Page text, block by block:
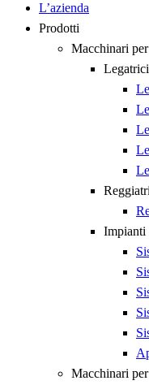
L’azienda
Prodotti
Macchinari
Legatrici
Impianti
Macchinari